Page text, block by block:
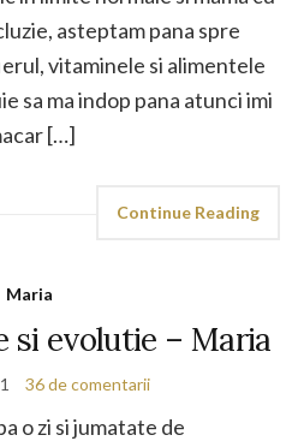
asteptam pana spre
vitaminele si alimentele
sa ma indop pana atunci imi
[…]
Continue Reading
Maria
si evolutie – Maria
36 de comentarii
o zi si jumatate de